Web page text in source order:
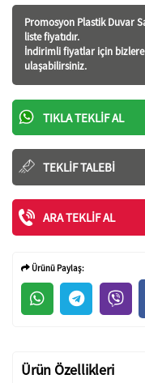
Promosyon Plastik Duvar
liste fiyatıdır.
İndirimli fiyatlar için
ulaşabilirsiniz.
TIKLA TEKLIF AL
TEKLIF TALEBI
ARA TEKLIF AL
Ürünü Paylaş:
Ürün Özellikleri